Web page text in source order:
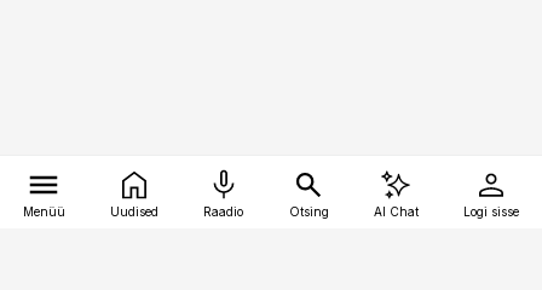
Menüü Uudised Raadio Otsing AI Chat Logi sisse